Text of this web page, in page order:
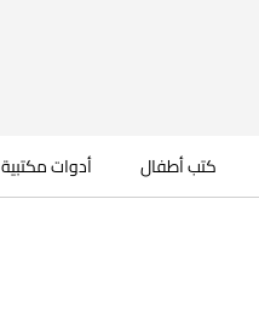
كتب أطفال أدوات مكتبية